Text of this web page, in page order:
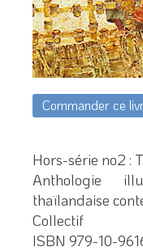
Commander ce
Hors-série no2 :
Anthologie
thaïlandaise
Collectif
ISBN 979-10-